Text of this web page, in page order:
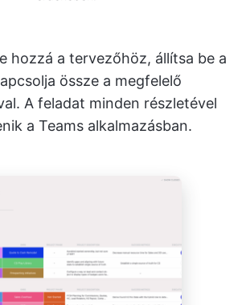
hozzá a tervezőhöz, állítsa be a
össze a megfelelő
A feladat minden részletével
a Teams alkalmazásban.